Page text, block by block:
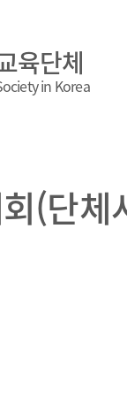
육단체
in Korea
(단체